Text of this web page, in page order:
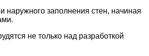
заполнения стен, начиная
не только над разработкой